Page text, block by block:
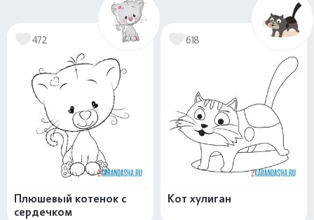
472
Плюшевый котенок с
сердечком
618
Кот хулиган